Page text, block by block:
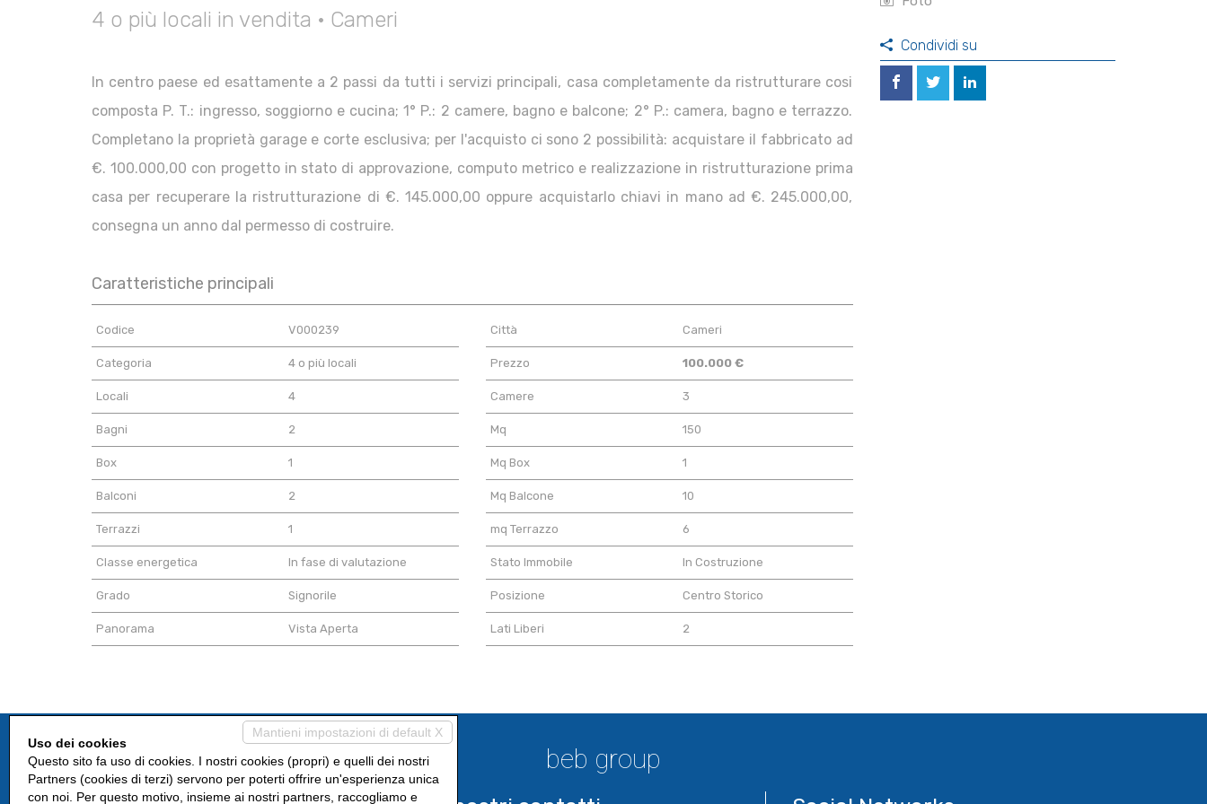
4 o più locali in vendita • Cameri
In centro paese ed esattamente a 2 passi da tutti i servizi principali, casa completamente da ristrutturare cosi
composta P. T.: ingresso, soggiorno e cucina; 1° P.: 2 camere, bagno e balcone; 2° P.: camera, bagno e terrazzo.
Completano la proprietà garage e corte esclusiva; per l'acquisto ci sono 2 possibilità: acquistare il fabbricato ad
€. 100.000,00 con progetto in stato di approvazione, computo metrico e realizzazione in ristrutturazione prima
casa per recuperare la ristrutturazione di €. 145.000,00 oppure acquistarlo chiavi in mano ad €. 245.000,00,
consegna un anno dal permesso di costruire.
Caratteristiche principali
Codice V000239 Città Cameri
Categoria 4 o più locali Prezzo 100.000 €
Locali 4 Camere 3
Bagni 2 Mq 150
Box 1 Mq Box 1
Balconi 2 Mq Balcone 10
Terrazzi 1 mq Terrazzo 6
Classe energetica In fase di valutazione Stato Immobile In Costruzione
Grado Signorile Posizione Centro Storico
Panorama Vista Aperta Lati Liberi 2
Condividi su
beb group
Mantieni impostazioni di default X
Uso dei cookies
Questo sito fa uso di cookies. I nostri cookies (propri) e quelli dei nostri
Partners (cookies di terzi) servono per poterti offrire un'esperienza unica
con noi. Per questo motivo, insieme ai nostri partners, raccogliamo e